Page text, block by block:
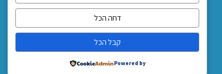
דחה הכל
קבל הכל
Powered by
ונחזור אליך בהקדם
08-8525228